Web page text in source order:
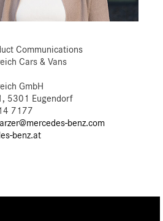
Communications
Cars & Vans
GmbH
5301 Eugendorf
7177
benz.com
benz.at